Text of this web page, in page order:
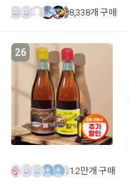
8,338개 구매
26
1.2만개 구매